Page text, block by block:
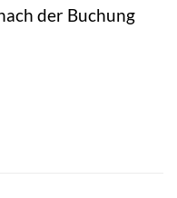
der Buchung